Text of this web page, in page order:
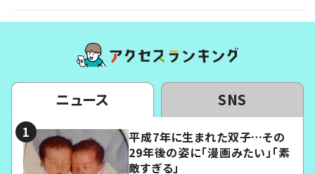
ニュース SNS
平成7年に生まれた双子…その
29年後の姿に「漫画みたい」「素
敵すぎる」